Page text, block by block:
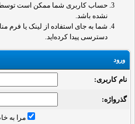
حساب کاربری شما ممکن است توسط
نشده باشد.
شما به جای استفاده از لینک یا فرم
دسترسی پیدا کرده‌اید.
ورود
نام کاربری:
گذرواژه‌:
مرا به